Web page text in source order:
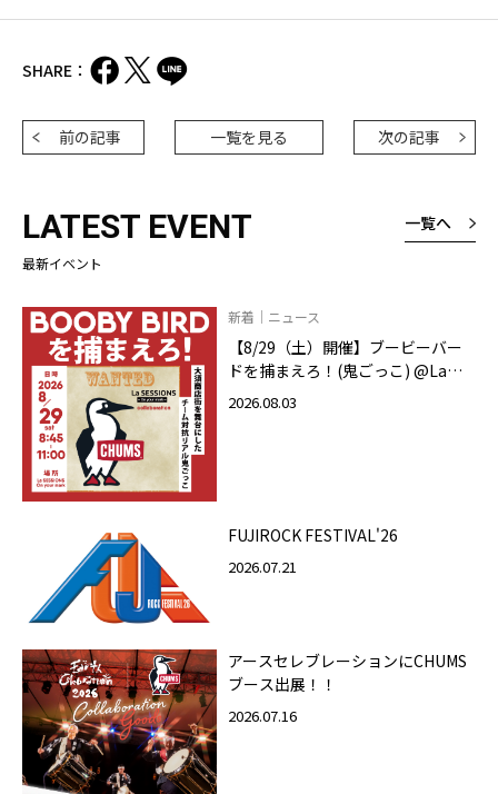
SHARE：
前の記事 一覧を見る 次の記事
LATEST EVENT
最新イベント
一覧へ
新着｜ニュース
【8/29（土）開催】ブービーバー
ドを捕まえろ！(鬼ごっこ) @La
SESSIONS On your mark
2026.08.03
FUJIROCK FESTIVAL'26
2026.07.21
アースセレブレーションにCHUMS
ブース出展！！
2026.07.16